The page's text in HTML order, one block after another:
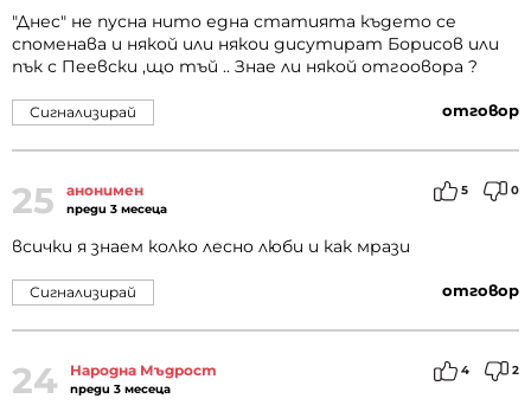
"Днес" не пусна нито една статията където се
споменава и някой или някои дисутират Борисов или
пък с Пеевски ,що тъй .. Знае ли някой отгоовора ?
отговор
Сигнализирай
25 анонимен
преди 3 месеца
5 0
всички я знаем колко лесно люби и как мрази
отговор
Сигнализирай
24 Народна Мъдрост
преди 3 месеца
4 2